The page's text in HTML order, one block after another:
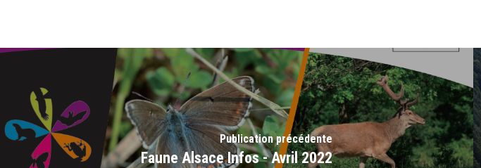
Publication précédente
Faune Alsace Infos - Avril 2022